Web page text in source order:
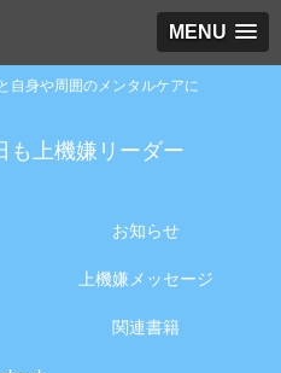
MENU
自身や周囲のメンタルケアに
も上機嫌リーダー
お知らせ
上機嫌メッセージ
関連書籍